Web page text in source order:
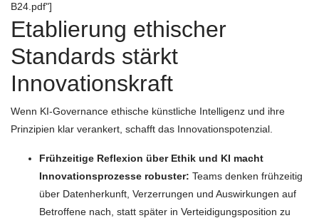
B24.pdf"]
Etablierung ethischer
Standards stärkt
Innovationskraft
Wenn KI-Governance ethische künstliche Intelligenz und ihre
Prinzipien klar verankert, schafft das Innovationspotenzial.
Frühzeitige Reflexion über Ethik und KI macht
Innovationsprozesse robuster: Teams denken frühzeitig
über Datenherkunft, Verzerrungen und Auswirkungen auf
Betroffene nach, statt später in Verteidigungsposition zu